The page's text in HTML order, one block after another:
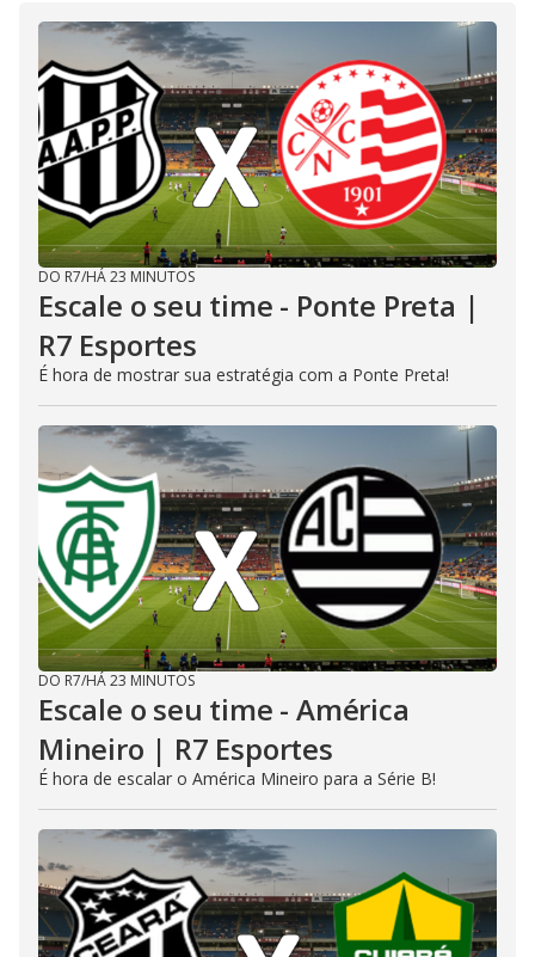
DO R7/HÁ 23 MINUTOS
Escale o seu time - Ponte Preta |
R7 Esportes
É hora de mostrar sua estratégia com a Ponte Preta!
DO R7/HÁ 23 MINUTOS
Escale o seu time - América
Mineiro | R7 Esportes
É hora de escalar o América Mineiro para a Série B!